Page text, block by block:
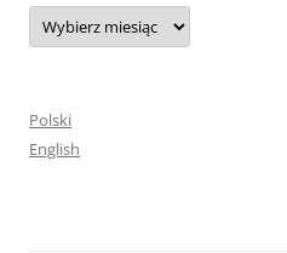
Ostatnie
wpisy
Polski
English